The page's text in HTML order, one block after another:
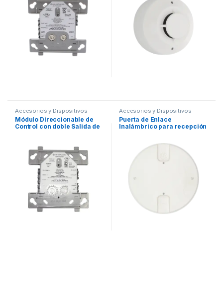
Accesorios y Dispositivos
Direccionables Detección de
Fuego
Módulo Direccionable de
Control con doble Salida de
Accesorios y Dispositivos
Direccionables Detección de
Fuego
Puerta de Enlace
Inalámbrico para recepción